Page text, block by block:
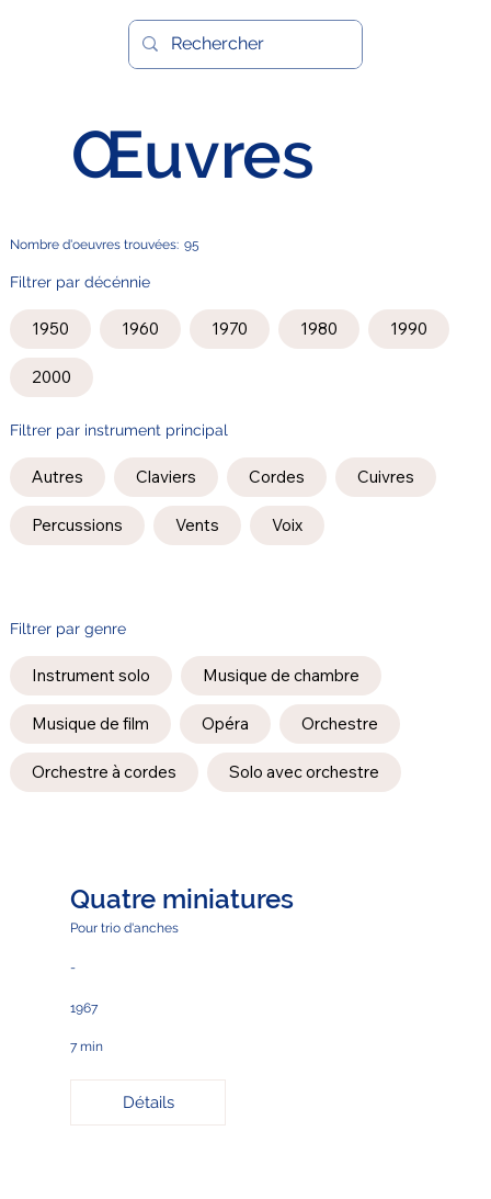
Œuvres
Quatre miniatures
Pour trio d'anches
-
1967
7 min
Détails
Filtrer par décénnie
1950 1960 1970 1980 1990
2000
Filtrer par instrument principal
Autres Claviers Cordes Cuivres
Percussions Vents Voix
Filtrer par genre
Instrument solo Musique de chambre
Musique de film Opéra Orchestre
Orchestre à cordes Solo avec orchestre
Nombre d'oeuvres trouvées: 95